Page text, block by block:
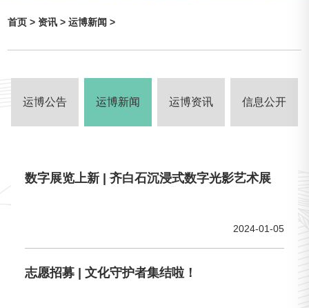
首页 >资讯 >运博新闻 >
运博公告 运博新闻 运博资讯 信息公开
数字展览上新 | 齐白石沉浸式数字光影艺术展
2024-01-05
志愿招募 | 文化守护者集结啦！